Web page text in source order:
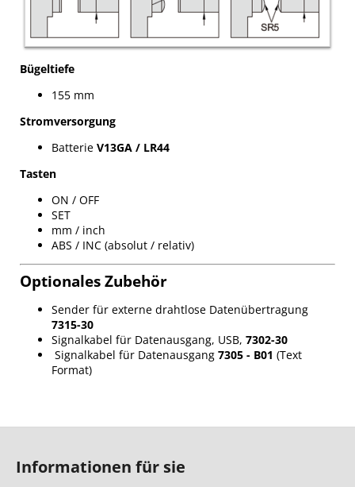
Bügeltiefe
155 mm
Stromversorgung
Batterie V13GA / LR44
Tasten
ON / OFF
SET
mm / inch
ABS / INC (absolut / relativ)
Optionales Zubehör
Sender für externe drahtlose Datenübertragung
7315-30
Signalkabel für Datenausgang, USB, 7302-30
Signalkabel für Datenausgang 7305 - B01 (Text
Format)
Informationen für sie